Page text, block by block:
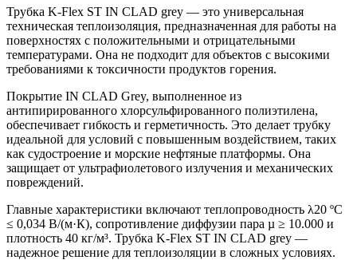
Трубка K-Flex ST IN CLAD grey — это универсальная
техническая теплоизоляция, предназначенная для работы на
поверхностях с положительными и отрицательными
температурами. Она не подходит для объектов с высокими
требованиями к токсичности продуктов горения.
Покрытие IN CLAD Grey, выполненное из
антипирированного хлорсульфированного полиэтилена,
обеспечивает гибкость и герметичность. Это делает трубку
идеальной для условий с повышенным воздействием, таких
как судостроение и морские нефтяные платформы. Она
защищает от ультрафиолетового излучения и механических
повреждений.
Главные характеристики включают теплопроводность λ20 ºC
≤ 0,034 В/(м·К), сопротивление диффузии пара µ ≥ 10.000 и
плотность 40 кг/м³. Трубка K-Flex ST IN CLAD grey —
надежное решение для теплоизоляции в сложных условиях.